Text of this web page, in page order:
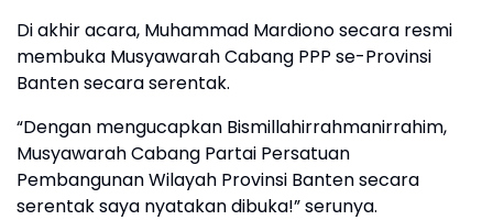
Di akhir acara, Muhammad Mardiono secara resmi
membuka Musyawarah Cabang PPP se-Provinsi
Banten secara serentak.
“Dengan mengucapkan Bismillahirrahmanirrahim,
Musyawarah Cabang Partai Persatuan
Pembangunan Wilayah Provinsi Banten secara
serentak saya nyatakan dibuka!” serunya.